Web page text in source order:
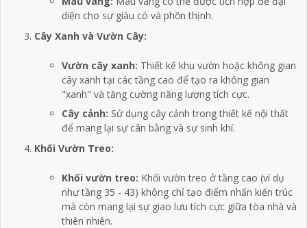
diện cho sự giàu có và phồn thịnh.
Cây Xanh và Vườn Cây:
Vườn cây xanh: Thiết kế khu vườn hoặc không gian
cây xanh tại các tầng cao để tạo ra không gian
"xanh" và tăng cường năng lượng tích cực.
Cây cảnh: Sử dụng cây cảnh trong thiết kế nội thất
để mang lại sự cân bằng và sự sinh khí.
Khối Vườn Treo:
Khối vườn treo: Khối vườn treo ở tầng cao (ví dụ
như tầng 35 - 43) không chỉ tạo điểm nhấn kiến trúc
mà còn mang lại sự giao lưu tích cực giữa tòa nhà và
thiên nhiên.